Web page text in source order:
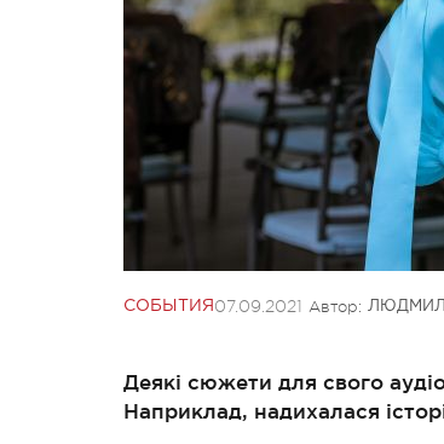
СОБЫТИЯ 07.09.2021 Автор:
Деякі сюжети для свого
Наприклад, надихалася